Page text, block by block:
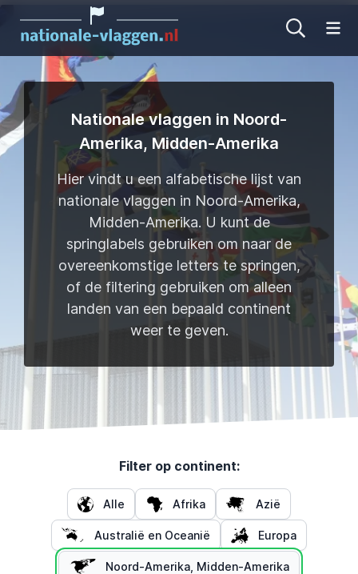
Nationale vlaggen in Noord-
Amerika, Midden-Amerika
Hier vindt u een alfabetische lijst van
nationale vlaggen in Noord-Amerika,
Midden-Amerika. U kunt de
springlabels gebruiken om naar de
overeenkomstige letters te springen,
of de filtering gebruiken om alleen
landen van een bepaald continent
weer te geven.
Filter op continent:
Alle Afrika Azië
Australië en Oceanië Europa
Noord-Amerika, Midden-Amerika